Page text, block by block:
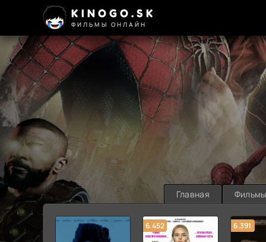
KINOGO.SK
ФИЛЬМЫ ОНЛАЙН
Главная Фильмы
6.452 6.391